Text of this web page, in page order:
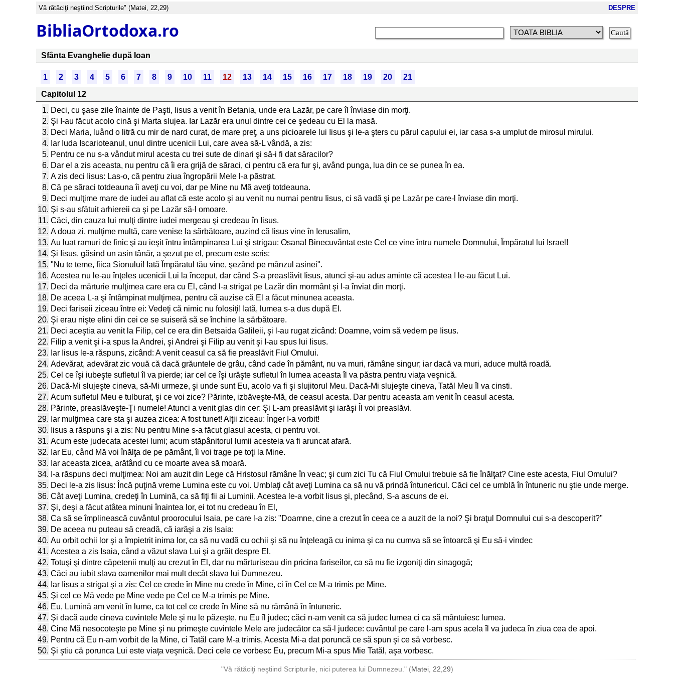
Vă rătăciţi neştiind Scripturile" (Matei, 22,29) DESPRE
BibliaOrtodoxa.ro
Sfânta Evanghelie după Ioan
1 2 3 4 5 6 7 8 9 10 11 12 13 14 15 16 17 18 19 20
21
Capitolul 12
1. Deci, cu şase zile înainte de Paşti, Iisus a venit în Betania, unde era Lazăr, pe care îl înviase din morţi.
2. Şi I-au făcut acolo cină şi Marta slujea. Iar Lazăr era unul dintre cei ce şedeau cu El la masă.
3. Deci Maria, luând o litră cu mir de nard curat, de mare preţ, a uns picioarele lui Iisus şi le-a şters cu părul capului ei, iar casa s-a umplut de mirosul mirului.
4. Iar Iuda Iscarioteanul, unul dintre ucenicii Lui, care avea să-L vândă, a zis:
5. Pentru ce nu s-a vândut mirul acesta cu trei sute de dinari şi să-i fi dat săracilor?
6. Dar el a zis aceasta, nu pentru că îi era grijă de săraci, ci pentru că era fur şi, având punga, lua din ce se punea în ea.
7. A zis deci Iisus: Las-o, că pentru ziua îngropării Mele l-a păstrat.
8. Că pe săraci totdeauna îi aveţi cu voi, dar pe Mine nu Mă aveţi totdeauna.
9. Deci mulţime mare de iudei au aflat că este acolo şi au venit nu numai pentru Iisus, ci să vadă şi pe Lazăr pe care-l înviase din morţi.
10. Şi s-au sfătuit arhiereii ca şi pe Lazăr să-l omoare.
11. Căci, din cauza lui mulţi dintre iudei mergeau şi credeau în Iisus.
12. A doua zi, mulţime multă, care venise la sărbătoare, auzind că Iisus vine în Ierusalim,
13. Au luat ramuri de finic şi au ieşit întru întâmpinarea Lui şi strigau: Osana! Binecuvântat este Cel ce vine întru numele Domnului, Împăratul lui Israel!
14. Şi Iisus, găsind un asin tânăr, a şezut pe el, precum este scris:
15. "Nu te teme, fiica Sionului! Iată Împăratul tău vine, şezând pe mânzul asinei".
16. Acestea nu le-au înţeles ucenicii Lui la început, dar când S-a preaslăvit Iisus, atunci şi-au adus aminte că acestea I le-au făcut Lui.
17. Deci da mărturie mulţimea care era cu El, când l-a strigat pe Lazăr din mormânt şi l-a înviat din morţi.
18. De aceea L-a şi întâmpinat mulţimea, pentru că auzise că El a făcut minunea aceasta.
19. Deci fariseii ziceau între ei: Vedeţi că nimic nu folosiţi! Iată, lumea s-a dus după El.
20. Şi erau nişte elini din cei ce se suiseră să se închine la sărbătoare.
21. Deci aceştia au venit la Filip, cel ce era din Betsaida Galileii, şi l-au rugat zicând: Doamne, voim să vedem pe Iisus.
22. Filip a venit şi i-a spus la Andrei, şi Andrei şi Filip au venit şi I-au spus lui Iisus.
23. Iar Iisus le-a răspuns, zicând: A venit ceasul ca să fie preaslăvit Fiul Omului.
24. Adevărat, adevărat zic vouă că dacă grăuntele de grâu, când cade în pământ, nu va muri, rămâne singur; iar dacă va muri, aduce multă roadă.
25. Cel ce îşi iubeşte sufletul îl va pierde; iar cel ce îşi urăşte sufletul în lumea aceasta îl va păstra pentru viaţa veşnică.
26. Dacă-Mi slujeşte cineva, să-Mi urmeze, şi unde sunt Eu, acolo va fi şi slujitorul Meu. Dacă-Mi slujeşte cineva, Tatăl Meu îl va cinsti.
27. Acum sufletul Meu e tulburat, şi ce voi zice? Părinte, izbăveşte-Mă, de ceasul acesta. Dar pentru aceasta am venit în ceasul acesta.
28. Părinte, preaslăveşte-Ţi numele! Atunci a venit glas din cer: Şi L-am preaslăvit şi iarăşi Îl voi preaslăvi.
29. Iar mulţimea care sta şi auzea zicea: A fost tunet! Alţii ziceau: Înger I-a vorbit!
30. Iisus a răspuns şi a zis: Nu pentru Mine s-a făcut glasul acesta, ci pentru voi.
31. Acum este judecata acestei lumi; acum stăpânitorul lumii acesteia va fi aruncat afară.
32. Iar Eu, când Mă voi înălţa de pe pământ, îi voi trage pe toţi la Mine.
33. Iar aceasta zicea, arătând cu ce moarte avea să moară.
34. I-a răspuns deci mulţimea: Noi am auzit din Lege că Hristosul rămâne în veac; şi cum zici Tu că Fiul Omului trebuie să fie înălţat? Cine este acesta, Fiul Omului?
35. Deci le-a zis Iisus: Încă puţină vreme Lumina este cu voi. Umblaţi cât aveţi Lumina ca să nu vă prindă întunericul. Căci cel ce umblă în întuneric nu ştie unde merge.
36. Cât aveţi Lumina, credeţi în Lumină, ca să fiţi fii ai Luminii. Acestea le-a vorbit Iisus şi, plecând, S-a ascuns de ei.
37. Şi, deşi a făcut atâtea minuni înaintea lor, ei tot nu credeau în El,
38. Ca să se împlinească cuvântul proorocului Isaia, pe care l-a zis: "Doamne, cine a crezut în ceea ce a auzit de la noi? Şi braţul Domnului cui s-a descoperit?"
39. De aceea nu puteau să creadă, că iarăşi a zis Isaia:
40. Au orbit ochii lor şi a împietrit inima lor, ca să nu vadă cu ochii şi să nu înţeleagă cu inima şi ca nu cumva să se întoarcă şi Eu să-i vindec
41. Acestea a zis Isaia, când a văzut slava Lui şi a grăit despre El.
42. Totuşi şi dintre căpetenii mulţi au crezut în El, dar nu mărturiseau din pricina fariseilor, ca să nu fie izgoniţi din sinagogă;
43. Căci au iubit slava oamenilor mai mult decât slava lui Dumnezeu.
44. Iar Iisus a strigat şi a zis: Cel ce crede în Mine nu crede în Mine, ci în Cel ce M-a trimis pe Mine.
45. Şi cel ce Mă vede pe Mine vede pe Cel ce M-a trimis pe Mine.
46. Eu, Lumină am venit în lume, ca tot cel ce crede în Mine să nu rămână în întuneric.
47. Şi dacă aude cineva cuvintele Mele şi nu le păzeşte, nu Eu îl judec; căci n-am venit ca să judec lumea ci ca să mântuiesc lumea.
48. Cine Mă nesocoteşte pe Mine şi nu primeşte cuvintele Mele are judecător ca să-l judece: cuvântul pe care l-am spus acela îl va judeca în ziua cea de apoi.
49. Pentru că Eu n-am vorbit de la Mine, ci Tatăl care M-a trimis, Acesta Mi-a dat poruncă ce să spun şi ce să vorbesc.
50. Şi ştiu că porunca Lui este viaţa veşnică. Deci cele ce vorbesc Eu, precum Mi-a spus Mie Tatăl, aşa vorbesc.
"Vă rătăciţi neştiind Scripturile, nici puterea lui Dumnezeu." (Matei, 22,29)